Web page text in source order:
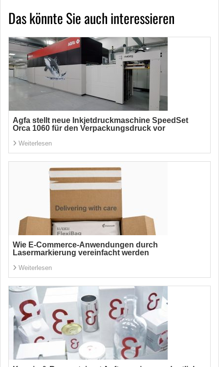
Das könnte Sie auch interessieren
Agfa stellt neue Inkjetdruckmaschine SpeedSet
Orca 1060 für den Verpackungsdruck vor
Weiterlesen
Wie E-Commerce-Anwendungen durch
Lasermarkierung vereinfacht werden
Weiterlesen